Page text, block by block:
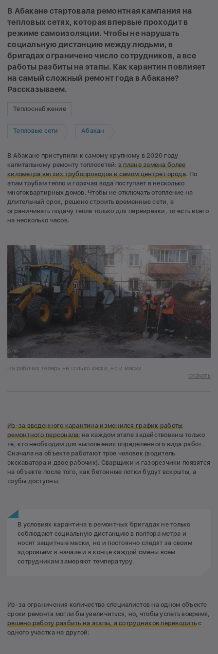
В Абакане стартовала ремонтная кампания на
тепловых сетях, которая впервые проходит в
режиме самоизоляции. Чтобы не нарушать
социальную дистанцию между людьми, в
бригадах ограничено число сотрудников, а все
работы разбиты на этапы. Как карантин повлияет
на самый сложный ремонт года в Абакане?
Рассказываем.
Теплоснабжение
Тепловые сети Абакан
В Абакане приступили к самому крупному в 2020 году
капитальному ремонту теплосетей: в плане замена более
километра ветхих трубопроводов в самом центре города. По
этим трубам тепло и горячая вода поступает в несколько
многоквартирных домов. Чтобы не отключать отопление на
длительный срок, решено строить временные сети, а
ограничивать подачу тепла только для переврезки, то есть всего
на несколько часов.
На рабочих теперь не только каски, но и маски
Скачать
Из-за введенного карантина изменился график работы
ремонтного персонала:на каждом этапе задействованы только
те, кто необходим для выполнения определенного вида работ.
Сначала на объекте работают трое человек (водитель
экскаватора и двое рабочих). Сварщики и газорезчики появятся
на объекте после того, как бетонные лотки будут вскрыты, а
трубы доступны.
В условиях карантина в ремонтных бригадах не только
соблюдают социальную дистанцию в полтора метра и
носят защитные маски, но и постоянно следят за своим
здоровьем: в начале и в конце каждой смены всем
сотрудникам замеряют температуру.
Из-за ограничения количества специалистов на одном объекте
сроки ремонта могли бы увеличиться, но,чтобы успеть вовремя,
решено работу разбить на этапы, а сотрудников переводить с
одного участка на другой: